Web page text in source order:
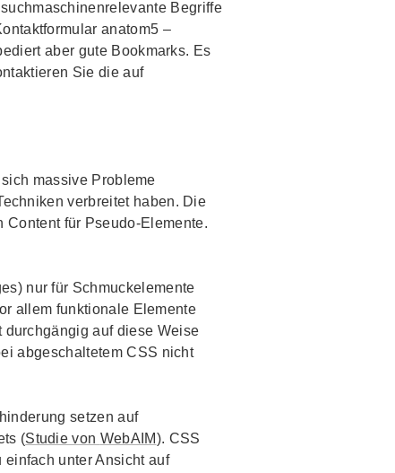
Begriffe
anatom5 –
aber gute Bookmarks. Es
Sie die auf
massive Probleme
verbreitet haben. Die
Content für Pseudo-Elemente.
) nur für Schmuckelemente
allem funktionale Elemente
auf diese Weise
abgeschaltetem CSS nicht
setzen auf
(Studie von WebAIM). CSS
unter Ansicht auf